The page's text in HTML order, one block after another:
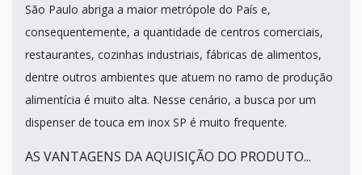
São Paulo abriga a maior metrópole do País e,
consequentemente, a quantidade de centros comerciais,
restaurantes, cozinhas industriais, fábricas de alimentos,
dentre outros ambientes que atuem no ramo de produção
alimentícia é muito alta. Nesse cenário, a busca por um
dispenser de touca em inox SP é muito frequente.
AS VANTAGENS DA AQUISIÇÃO DO PRODUTO...